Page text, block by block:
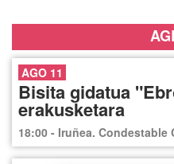
AGO 11
Bisita gidatua
erakusketara
18:00 - Iruñea.